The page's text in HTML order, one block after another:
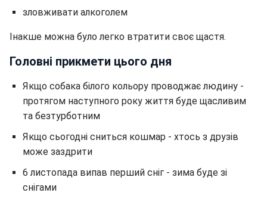
зловживати алкоголем
Інакше можна було легко втратити своє щастя.
Головні прикмети цього дня
Якщо собака білого кольору проводжає людину -
протягом наступного року життя буде щасливим
та безтурботним
Якщо сьогодні сниться кошмар - хтось з друзів
може заздрити
6 листопада випав перший сніг - зима буде зі
снігами